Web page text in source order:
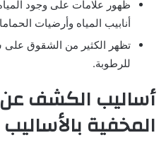
ظهور علامات على وجود
أنابيب المياه وأرضيات
تظهر الكثير من الشقوق
للرطوبة.
أساليب الكشف عن
المخفية بالأساليب